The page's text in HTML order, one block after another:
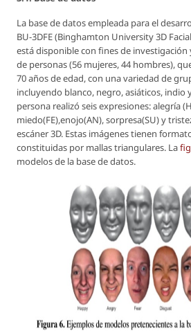
La base de datos empleada para el
BU-3DFE (Binghamton University 3D
está disponible con fines de investigación
de personas (56 mujeres, 44 hombres),
70 años de edad, con una variedad de
incluyendo blanco, negro, asiáticos, indio
persona realizó seis expresiones: alegría
miedo(FE),enojo(AN), sorpresa(SU) y
escáner 3D. Estas imágenes tienen
constituidas por mallas triangulares. La
modelos de la base de datos.